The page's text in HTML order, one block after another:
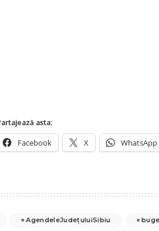
asta:
Facebook X WhatsApp
AgendeleJudețuluiSibiu